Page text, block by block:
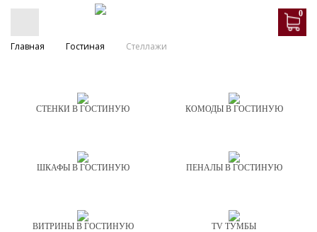
0
Главная Гостиная Стеллажи
СТЕНКИ В ГОСТИНУЮ КОМОДЫ В ГОСТИНУЮ
ШКАФЫ В ГОСТИНУЮ ПЕНАЛЫ В ГОСТИНУЮ
ВИТРИНЫ В ГОСТИНУЮ TV ТУМБЫ